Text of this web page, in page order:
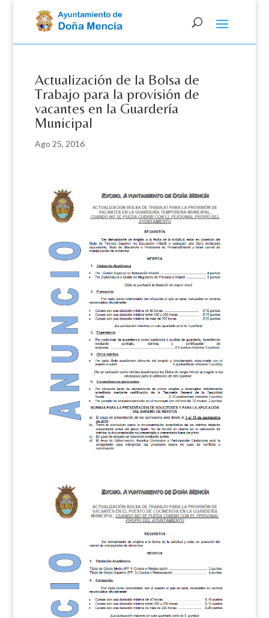
Actualización de la Bolsa de
Trabajo para la provisión de
vacantes en la Guardería
Municipal
Ago 25, 2016